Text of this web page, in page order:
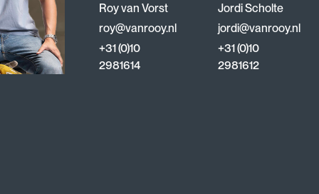
Roy van Vorst
roy@vanrooy.nl
+31 (0)10
2981614
Jordi Scholte
jordi@vanrooy.nl
+31 (0)10
2981612